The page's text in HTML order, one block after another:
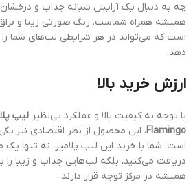
چه به دنبال یک آرایش شبانه جذاب و
همیشه همراه شماست. رنگ صورتی زیبا و براق
است که می‌تواند در هر شرایطی لب‌های شما
دهد.
ارزش خرید بالا
با توجه به کیفیت بالا و عملکرد بی‌نظیر
Flamingo، این محصول از نظر اقتصادی نیز یکی
است. شما با خرید این لیپ پلامپر، نه تنها یک
دریافت می‌کنید، بلکه لب‌هایی جذاب و زیبا
همیشه در مرکز توجه قرار دارند.